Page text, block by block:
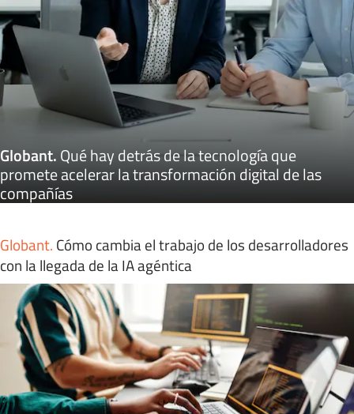
Globant.Qué hay detrás de la tecnología que
promete acelerar la transformación digital de las
compañías
Globant. Cómo cambia el trabajo de los desarrolladores
con la llegada de la IA agéntica